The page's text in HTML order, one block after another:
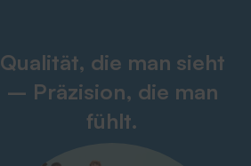
Qualität, die man sieht
– Präzision, die man
fühlt.